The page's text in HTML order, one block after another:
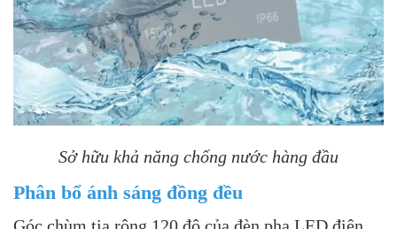
Sở hữu khả năng chống nước hàng đầu
Phân bổ ánh sáng đồng đều